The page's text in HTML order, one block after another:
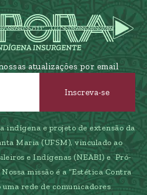
atualizações por email
indígena e projeto de extensão da
Maria (UFSM), vinculado ao
e Indígenas (NEABI) e Pró-
missão é a “Estética Contra
rede de comunicadores